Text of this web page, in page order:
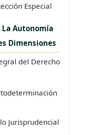
Especial
Autonomía
Dimensiones
del Derecho
Jurisprudencial